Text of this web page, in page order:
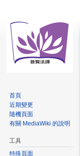
首頁
近期變更
隨機頁面
有關 MediaWiki 的說明
工具
特殊頁面